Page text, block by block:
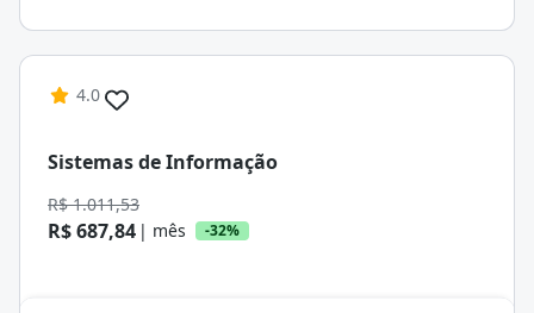
4.0
Sistemas de Informação
R$ 1.011,53
R$ 687,84 | mês -32%